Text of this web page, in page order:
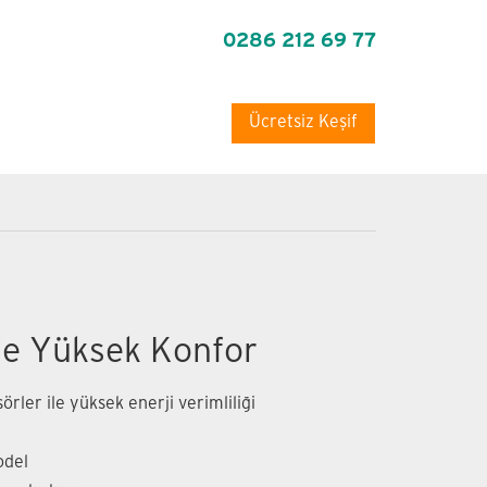
0286 212 69 77
Ücretsiz Keşif
Yüksek Konfor
ile yüksek enerji verimliliği